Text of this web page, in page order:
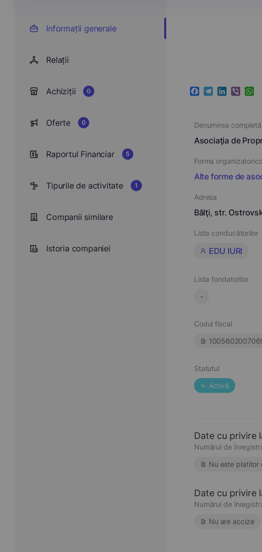
Informații generale
Relații
Achiziții 0
Oferte 0
Raportul Financiar 5
Tipurile de activitate 1
Companii similare
Istoria companiei
Facebook
Telegram
LinkedIn
Viber
Denumirea completă
Asociaţia de
Forma
Alte forme de
Adresa
Bălţi, str.
Lista conducătorilor
EDU IURI
Lista fondatorilor
-
Codul fiscal
Statutul
Activă
Date cu privire
Numărul de
Nu este platitor
Date cu privire
Numărul de
Nu are accize